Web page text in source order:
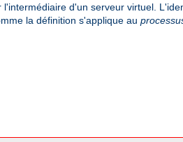
d'un serveur virtuel.
la définition s'applique au